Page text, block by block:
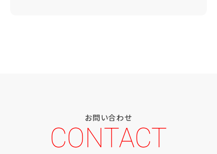
お問い合わせ
CONTACT